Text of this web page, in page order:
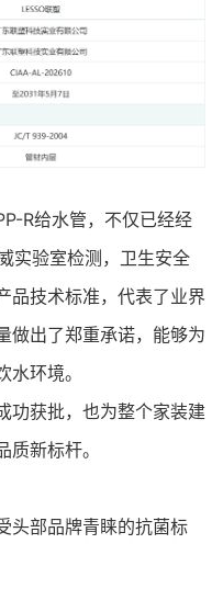
R给水管，不仅已经经
实验室检测，卫生安全
品技术标准，代表了业界
做出了郑重承诺，能够为
环境。
功获批，也为整个家装建
新标杆。
头部品牌青睐的抗菌标